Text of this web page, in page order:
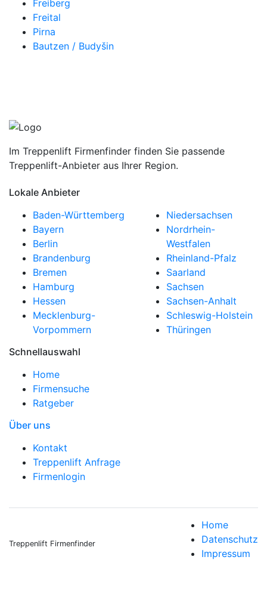
Freiberg
Freital
Pirna
Bautzen / Budyšin
Im Treppenlift Firmenfinder finden Sie passende
Treppenlift-Anbieter aus Ihrer Region.
Lokale Anbieter
Baden-Württemberg
Bayern
Berlin
Brandenburg
Bremen
Hamburg
Hessen
Mecklenburg-
Vorpommern
Niedersachsen
Nordrhein-
Westfalen
Rheinland-Pfalz
Saarland
Sachsen
Sachsen-Anhalt
Schleswig-Holstein
Thüringen
Schnellauswahl
Home
Firmensuche
Ratgeber
Über uns
Kontakt
Treppenlift Anfrage
Firmenlogin
Treppenlift Firmenfinder
Home
Datenschutz
Impressum